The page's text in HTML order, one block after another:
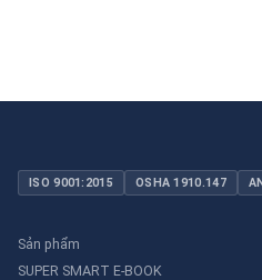
ISO 9001:2015 OSHA 1910.147
Sản phẩm
SUPER SMART E-BOOK